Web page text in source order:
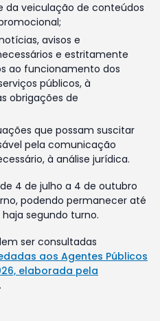
da veiculação de conteúdos
avisos e
e estritamente
ao funcionamento dos
públicos, à
obrigações de
que possam suscitar
pela comunicação
à análise jurídica.
4 de julho a 4 de outubro
podendo permanecer até
segundo turno.
ser consultadas
aos Agentes Públicos
elaborada pela
.